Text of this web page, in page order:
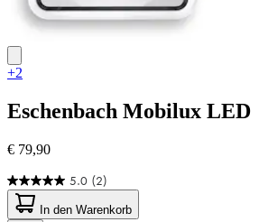
+2
Eschenbach Mobilux LED
€ 79,90
5.0 (2)
5.0
von
In den Warenkorb